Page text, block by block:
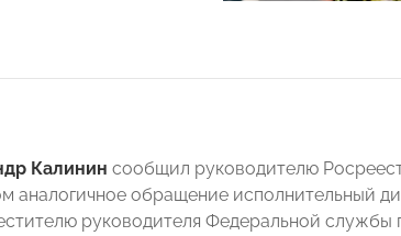
Калинин сообщил руководителю
аналогичное обращение исполнительный
руководителя Федеральной службы